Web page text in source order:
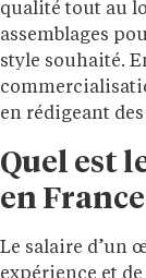
qualité tout au
assemblages
style souhaité.
en rédigeant
Quel est
en France
Le salaire d’un